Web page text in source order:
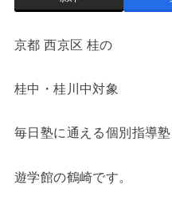
京都 西京区 桂の
桂中・桂川中対象
毎日塾に通える個別指導塾
遊学館の鶴崎です。